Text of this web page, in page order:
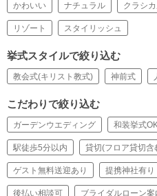
かわいい ナチュラル クラシ
リゾート スタイリッシュ
挙式スタイルで絞り込む
教会式(キリスト教式) 神前式
こだわりで絞り込む
ガーデンウエディング 和装挙式OK
駅徒歩5分以内 貸切(フロア貸切含
ゲスト無料送迎あり 提携神社有り
後払い相談可 ブライダルローン案